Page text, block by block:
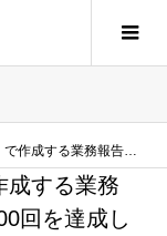
動画が再生回数2,000回を達成しました。
成する業務
回を達成し